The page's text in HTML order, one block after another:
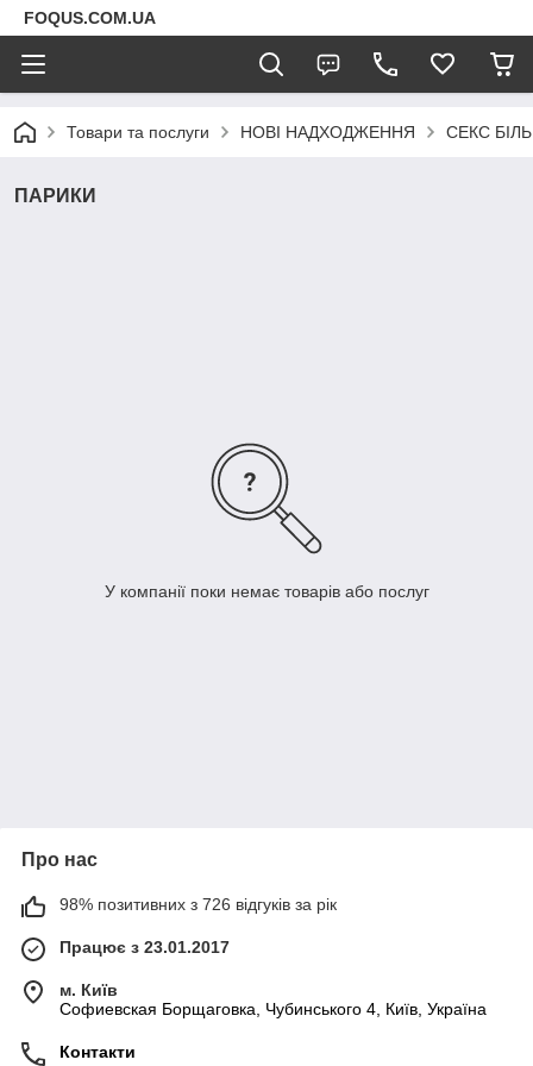
FOQUS.COM.UA
Товари та послуги НОВІ НАДХОДЖЕННЯ СЕКС
ПАРИКИ
У компанії поки немає товарів або послуг
Про нас
98% позитивних з 726 відгуків за рік
Працює з 23.01.2017
м. Київ
Софиевская Борщаговка, Чубинського 4, Київ, Україна
Контакти